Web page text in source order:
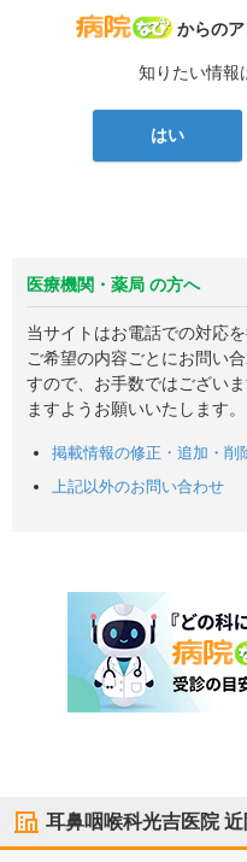
病院なび
からのア
知りたい情報
はい
医療機関・薬局 の方へ
当サイトはお電話での対応を
ご希望の内容ごとにお問い
すので、お手数ではござい
ますようお願いいたします。
掲載情報の修正・追加・削
上記以外のお問い合わせ
耳鼻咽喉科光吉医院近